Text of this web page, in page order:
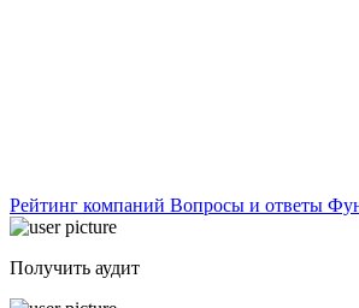
Рейтинг компаний Вопросы и ответы
Получить аудит